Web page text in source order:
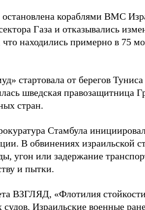
кораблями ВМС
Газа и отказывались
что находились примерно в 75
стартовала от берегов
шведская правозащитница
стран.
Стамбула
В обвинениях израильской
угон или задержание
и пытки.
ВЗГЛЯД, «Флотилия
судов. Израильские военные